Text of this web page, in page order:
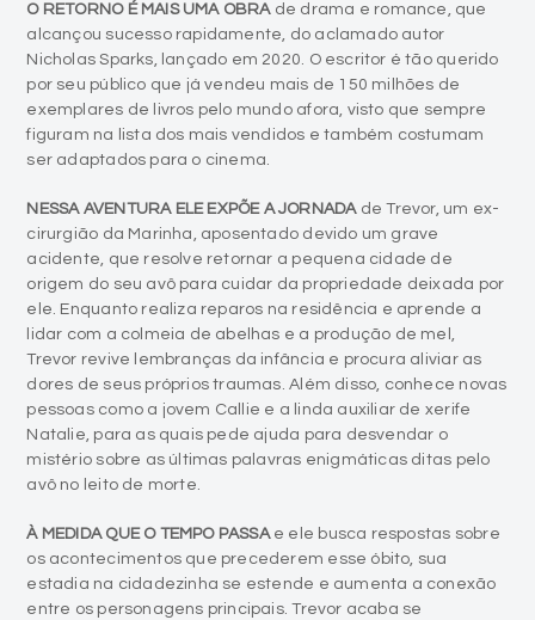
O RETORNO É MAIS UMA OBRAde drama e romance, que
alcançou sucesso rapidamente, do aclamado autor
Nicholas Sparks, lançado em 2020. O escritor é tão querido
por seu público que já vendeu mais de 150 milhões de
exemplares de livros pelo mundo afora, visto que sempre
figuram na lista dos mais vendidos e também costumam
ser adaptados para o cinema.
NESSA AVENTURA ELE EXPÕE A JORNADAde Trevor, um ex-
cirurgião da Marinha, aposentado devido um grave
acidente, que resolve retornar a pequena cidade de
origem do seu avô para cuidar da propriedade deixada por
ele. Enquanto realiza reparos na residência e aprende a
lidar com a colmeia de abelhas e a produção de mel,
Trevor revive lembranças da infância e procura aliviar as
dores de seus próprios traumas. Além disso, conhece novas
pessoas como a jovem Callie e a linda auxiliar de xerife
Natalie, para as quais pede ajuda para desvendar o
mistério sobre as últimas palavras enigmáticas ditas pelo
avô no leito de morte.
À MEDIDA QUE O TEMPO PASSA e ele busca respostas sobre
os acontecimentos que precederem esse óbito, sua
estadia na cidadezinha se estende e aumenta a conexão
entre os personagens principais. Trevor acaba se